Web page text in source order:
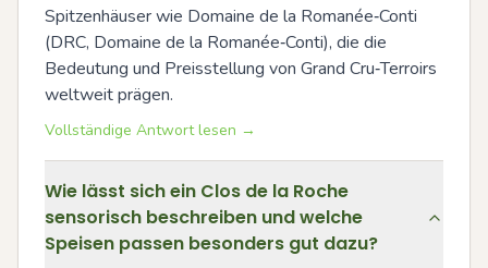
Spitzenhäuser wie Domaine de la Romanée‑Conti
(DRC, Domaine de la Romanée‑Conti), die die
Bedeutung und Preisstellung von Grand Cru‑Terroirs
weltweit prägen.
Vollständige Antwort lesen →
Wie lässt sich ein Clos de la Roche
sensorisch beschreiben und welche
Speisen passen besonders gut dazu?